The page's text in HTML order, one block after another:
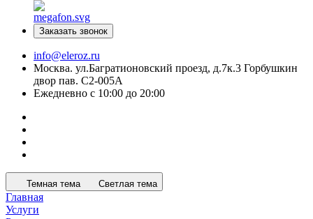
Заказать звонок
info@eleroz.ru
Москва. ул.Багратионовский проезд, д.7к.3 Горбушкин
двор пав. C2-005A
Ежедневно с 10:00 до 20:00
Темная тема Светлая тема
Главная
Услуги